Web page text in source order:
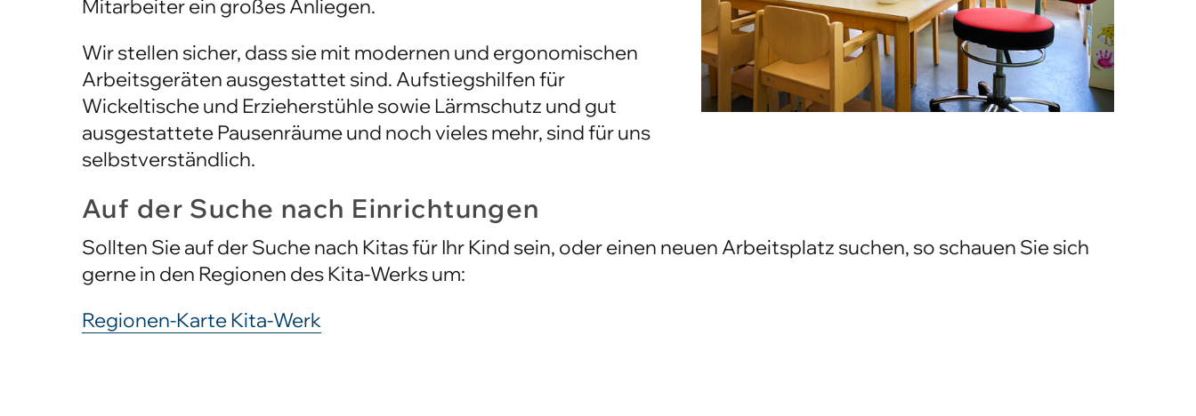
Wir stellen sicher, dass sie mit modernen und ergonomischen
Arbeitsgeräten ausgestattet sind. Aufstiegshilfen für
Wickeltische und Erzieherstühle sowie Lärmschutz und gut
ausgestattete Pausenräume und noch vieles mehr, sind für uns
selbstverständlich.
Auf der Suche nach Einrichtungen
Sollten Sie auf der Suche nach Kitas für Ihr Kind sein, oder einen neuen Arbeitsplatz suchen, so schauen Sie sich
gerne in den Regionen des Kita-Werks um:
Regionen-Karte Kita-Werk